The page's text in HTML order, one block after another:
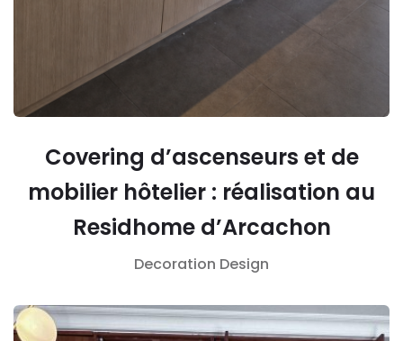
Covering d’ascenseurs et de
mobilier hôtelier : réalisation au
Residhome d’Arcachon
Decoration Design